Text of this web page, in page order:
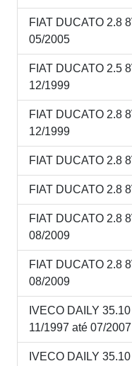
FIAT DUCATO 2.8
05/2005
FIAT DUCATO 2.5
12/1999
FIAT DUCATO 2.8
12/1999
FIAT DUCATO 2.8
FIAT DUCATO 2.8
FIAT DUCATO 2.8
08/2009
FIAT DUCATO 2.8
08/2009
IVECO DAILY
11/1997 até 07/2007
IVECO DAILY